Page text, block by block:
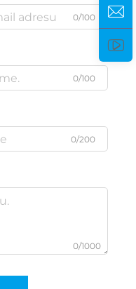
0/100
0/100
0/200
0/1000